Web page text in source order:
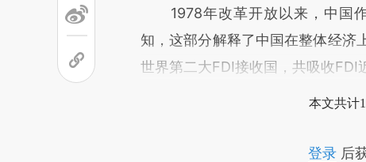
1978年改革开放以来，中国作
知，这部分解释了中国在整体经济
世界第二大FDI接收国，共吸收FDI
本文共计
登录后